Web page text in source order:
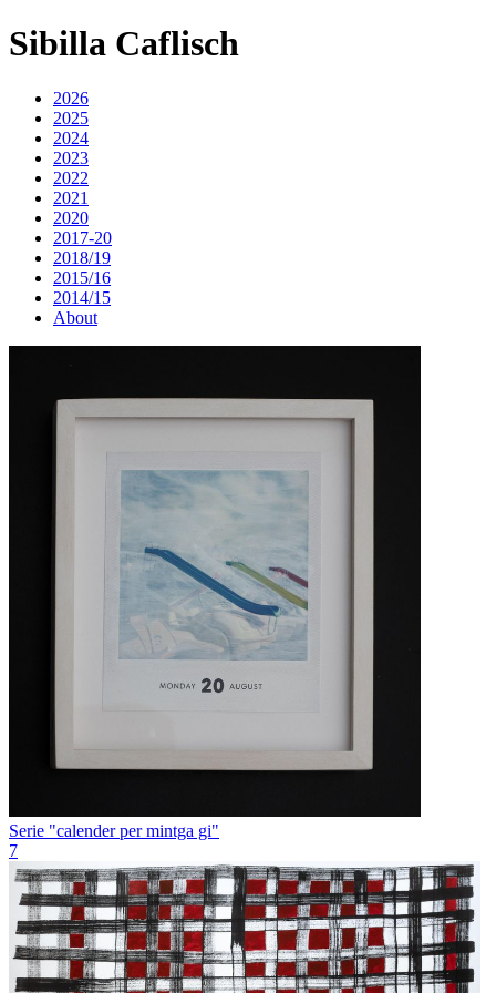
Sibilla Caflisch
2026
2025
2024
2023
2022
2021
2020
2017-20
2018/19
2015/16
2014/15
About
Serie "calender per mintga gi"
7